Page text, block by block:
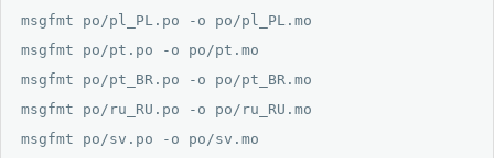
msgfmt po/pl_PL.po -o po/pl_PL.mo
msgfmt po/pt.po -o po/pt.mo
msgfmt po/pt_BR.po -o po/pt_BR.mo
msgfmt po/ru_RU.po -o po/ru_RU.mo
msgfmt po/sv.po -o po/sv.mo